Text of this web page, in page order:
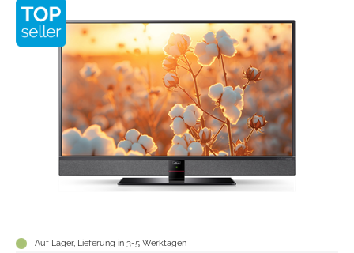
Auf Lager, Lieferung in 3-5 Werktagen